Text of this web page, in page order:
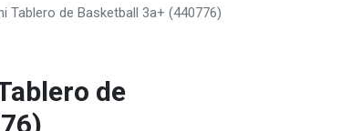
Tablero de Basketball 3a+ (440776)
de